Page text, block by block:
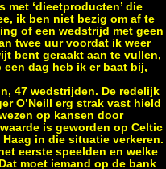
met ‘dieetproducten’ die
ik ben niet bezig om af te
of een wedstrijd met geen
twee uur voordat ik weer
bent geraakt aan te vullen,
dag heb ik er baat bij,
47 wedstrijden. De redelijk
O’Neill erg strak vast hield
op kansen door
is geworden op Celtic
in die situatie verkeren.
eerste speelden en welke
moet iemand op de bank